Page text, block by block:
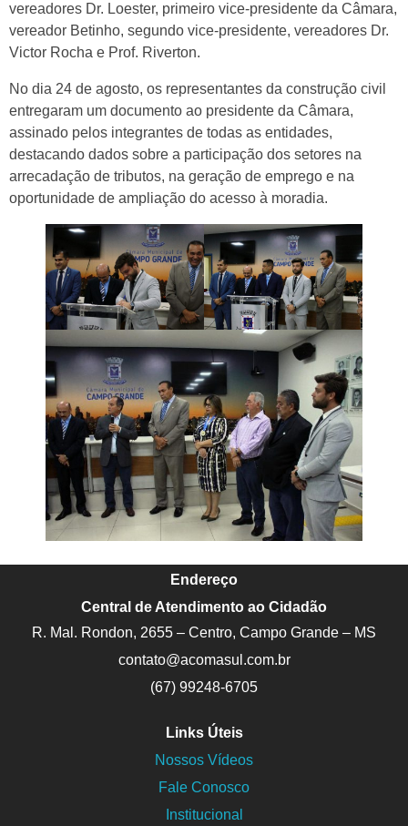
vereadores Dr. Loester, primeiro vice-presidente da Câmara,
vereador Betinho, segundo vice-presidente, vereadores Dr.
Victor Rocha e Prof. Riverton.
No dia 24 de agosto, os representantes da construção civil
entregaram um documento ao presidente da Câmara,
assinado pelos integrantes de todas as entidades,
destacando dados sobre a participação dos setores na
arrecadação de tributos, na geração de emprego e na
oportunidade de ampliação do acesso à moradia.
Endereço
Central de Atendimento ao Cidadão
R. Mal. Rondon, 2655 – Centro, Campo Grande – MS
contato@acomasul.com.br
(67) 99248-6705
Links Úteis
Nossos Vídeos
Fale Conosco
Institucional